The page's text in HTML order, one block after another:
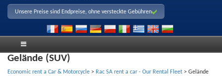
Unsere Preise sind Endpreise, ohne versteckte Gebühren
Gelände (SUV)
Economic rent a Car & Motorcycle > Rac SA rent a car - Our Rental Fleet > Gelände